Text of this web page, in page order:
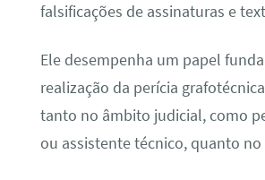
falsificações de assinaturas e
Ele desempenha um papel
realização da perícia
tanto no âmbito judicial, como
ou assistente técnico, quanto